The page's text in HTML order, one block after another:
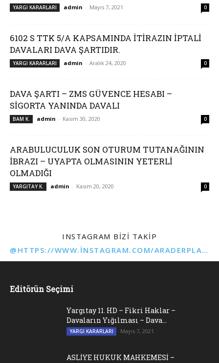
YARGI KARARLARI admin - Mayıs 7, 2021 0
6102 S TTK 5/A KAPSAMINDA İTİRAZIN İPTALİ
DAVALARI DAVA ŞARTIDIR.
YARGI KARARLARI admin - Aralık 24, 2020 0
DAVA ŞARTI – ZMS GÜVENCE HESABI –
SİGORTA YANINDA DAVALI
BAM K. admin - Kasım 30, 2020 0
ARABULUCULUK SON OTURUM TUTANAĞININ
İBRAZI – UYAPTA OLMASININ YETERLİ
OLMADIĞI
YARGITAY K. admin - Kasım 20, 2020 0
INSTAGRAM BIZI TAKIP
@HTTPS://WWW.INSTAGRAM.COM/ARADERPLATFORMU
Editörün Seçimi
Yargıtay 11. HD – Fikri Haklar –
Davaların Yığılması – Dava...
YARGI KARARLARI Mayıs 7, 2021
ASLİYE HUKUK MAHKEMESİ –